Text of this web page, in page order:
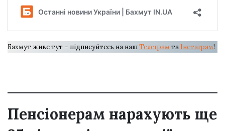
Бахмут живе тут – підписуйтесь на нашТелеграм та Інстаграм!
Пенсіонерам нарахують ще